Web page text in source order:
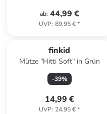
ab: 44,99 €
UVP: 89,95 €*
finkid
Mütze "Hitti Soft" in Grün
-39%
14,99 €
UVP: 24,95 €*